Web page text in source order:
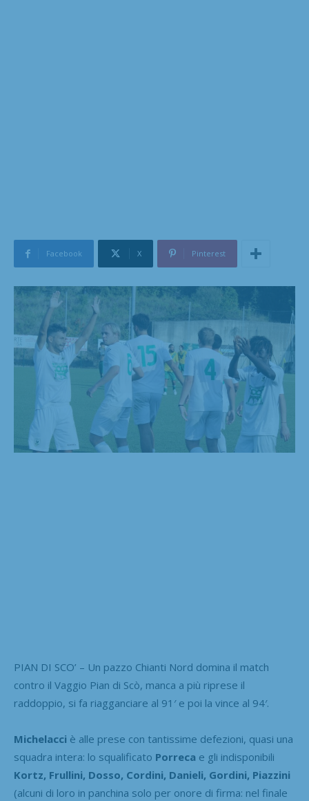
Facebook X Pinterest
PIAN DI SCO’ – Un pazzo Chianti Nord domina il match
contro il Vaggio Pian di Scò, manca a più riprese il
raddoppio, si fa riagganciare al 91′ e poi la vince al 94′.
Michelacci è alle prese con tantissime defezioni, quasi una
squadra intera: lo squalificato Porreca e gli indisponibili
Kortz, Frullini, Dosso, Cordini, Danieli, Gordini, Piazzini
(alcuni di loro in panchina solo per onore di firma: nel finale